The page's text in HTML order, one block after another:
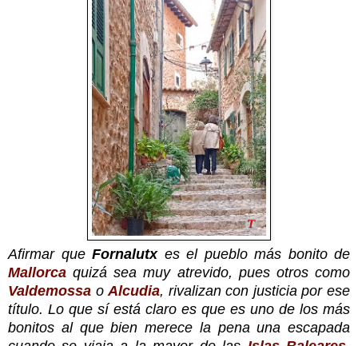
Afirmar que Fornalutx es el pueblo más bonito de
Mallorcaquizá sea muy atrevido, pues otros como
Valdemossa oAlcudia, rivalizan con justicia por ese
título. Lo que sí está claro es que es uno de los más
bonitos al que bien merece la pena una escapada